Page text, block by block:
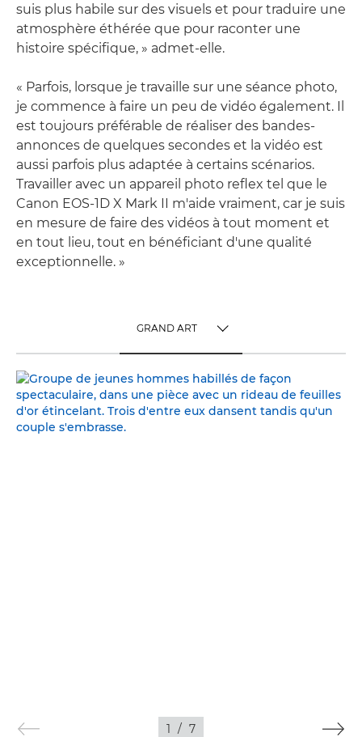
suis plus habile sur des visuels et pour traduire une
atmosphère éthérée que pour raconter une
histoire spécifique, » admet-elle.
« Parfois, lorsque je travaille sur une séance photo,
je commence à faire un peu de vidéo également. Il
est toujours préférable de réaliser des bandes-
annonces de quelques secondes et la vidéo est
aussi parfois plus adaptée à certains scénarios.
Travailler avec un appareil photo reflex tel que le
Canon EOS-1D X Mark II m'aide vraiment, car je suis
en mesure de faire des vidéos à tout moment et
en tout lieu, tout en bénéficiant d'une qualité
exceptionnelle. »
GRAND ART
GRAND ART
1 / 7